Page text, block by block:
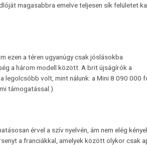
magasabbra emelve teljesen sík felületet
ezen a téren ugyanúgy csak jóslásokba
a három modell között. A brit újságírók a
legolcsóbb volt, mint nálunk: a Mini 8 090 000
támogatással.)
érvel a szív nyelvén, ám nem elég
a franciákkal, amelyek között olykor csak